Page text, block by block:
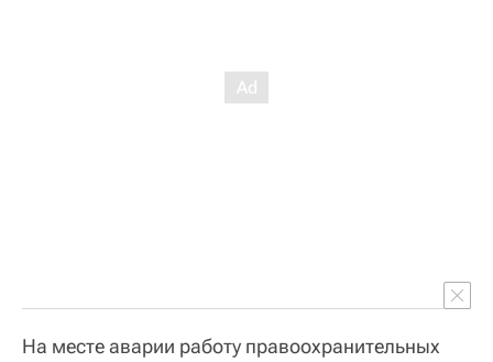
На месте аварии работу правоохранительных